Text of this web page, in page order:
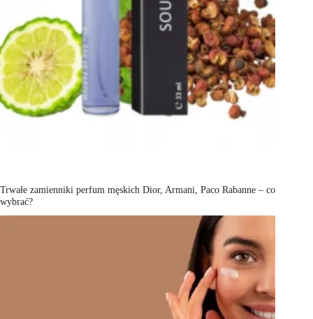
Trwałe zamienniki perfum męskich Dior, Armani, Paco Rabanne – co
wybrać?